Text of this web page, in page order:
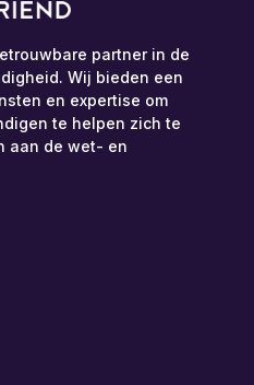
partner in de
Wij bieden een
en expertise om
te helpen zich te
aan de wet- en